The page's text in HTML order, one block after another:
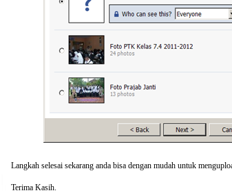
Langkah selesai sekarang anda bisa dengan mudah untuk
Terima Kasih.